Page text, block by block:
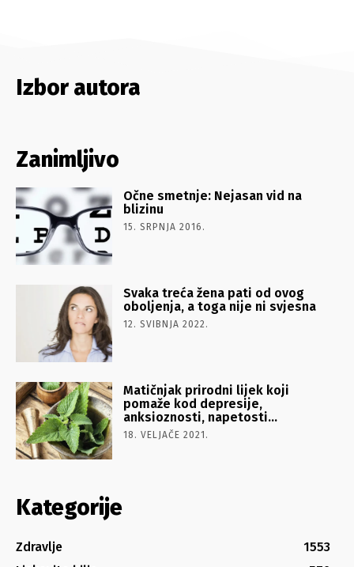
Izbor autora
Zanimljivo
Očne smetnje: Nejasan vid na
blizinu
15. SRPNJA 2016.
Svaka treća žena pati od ovog
oboljenja, a toga nije ni svjesna
12. SVIBNJA 2022.
Matičnjak prirodni lijek koji
pomaže kod depresije,
anksioznosti, napetosti…
18. VELJAČE 2021.
Kategorije
Zdravlje
1553